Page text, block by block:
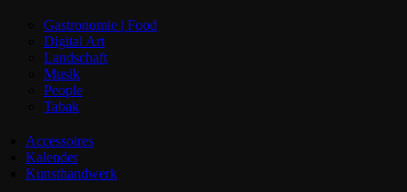
Gastronomie | Food
Digital Art
Landschaft
Musik
People
Tabak
Accessoires
Kalender
Kunsthandwerk